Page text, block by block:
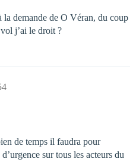
demande de O Véran, du coup
j’ai le droit ?
de temps il faudra pour
sur tous les acteurs du